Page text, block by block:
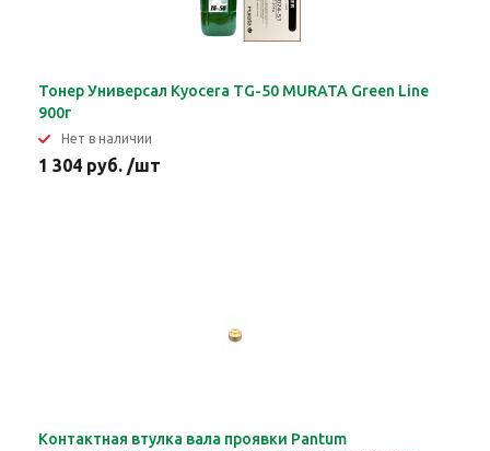
Тонер Универсал Kyocera TG-50 MURATA Green Line
900г
Нет в наличии
1 304 руб. /шт
Контактная втулка вала проявки Pantum